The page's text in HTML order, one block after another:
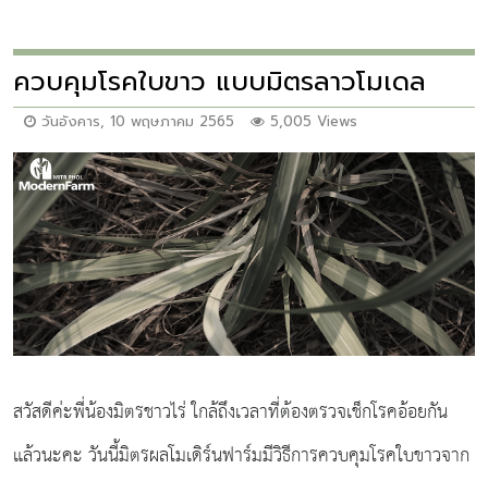
ควบคุมโรคใบขาว แบบมิตรลาวโมเดล
วันอังคาร, 10 พฤษภาคม 2565 5,005 Views
สวัสดีค่ะพี่น้องมิตรชาวไร่ ใกล้ถึงเวลาที่ต้องตรวจเช็กโรคอ้อยกัน
แล้วนะคะ วันนี้มิตรผลโมเดิร์นฟาร์มมีวิธีการควบคุมโรคใบขาวจาก